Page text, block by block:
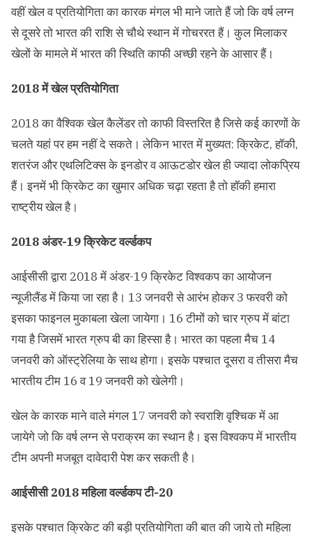
वहीं खेल व प्रतियोगिता का कारक मंगल भी माने जाते हैं जो कि वर्ष लग्न
से दूसरे तो भारत की राशि से चौथे स्थान में गोचररत हैं। कुल मिलाकर
खेलों के मामले में भारत की स्थिति काफी अच्छी रहने के आसार हैं।
2018 में खेल प्रतियोगिता
2018 का वैश्विक खेल कैलेंडर तो काफी विस्तरित है जिसे कई कारणों के
चलते यहां पर हम नहीं दे सकते। लेकिन भारत में मुख्यत: क्रिकेट, हॉकी,
शतरंज और एथलिटिक्स के इनडोर व आऊटडोर खेल ही ज्यादा लोकप्रिय
हैं। इनमें भी क्रिकेट का खुमार अधिक चढ़ा रहता है तो हॉकी हमारा
राष्ट्रीय खेल है।
2018 अंडर-19 क्रिकेट वर्ल्डकप
आईसीसी द्वारा 2018 में अंडर-19 क्रिकेट विश्वकप का आयोजन
न्यूजीलैंड में किया जा रहा है। 13 जनवरी से आरंभ होकर 3 फरवरी को
इसका फाइनल मुकाबला खेला जायेगा। 16 टीमों को चार ग्रुप में बांटा
गया है जिसमें भारत ग्रुप बी का हिस्सा है। भारत का पहला मैच 14
जनवरी को ऑस्ट्रेलिया के साथ होगा। इसके पश्चात दूसरा व तीसरा मैच
भारतीय टीम 16 व 19 जनवरी को खेलेगी।
खेल के कारक माने वाले मंगल 17 जनवरी को स्वराशि वृश्चिक में आ
जायेगे जो कि वर्ष लग्न से पराक्रम का स्थान है। इस विश्वकप में भारतीय
टीम अपनी मजबूत दावेदारी पेश कर सकती है।
आईसीसी 2018 महिला वर्ल्डकप टी-20
इसके पश्चात क्रिकेट की बड़ी प्रतियोगिता की बात की जाये तो महिला